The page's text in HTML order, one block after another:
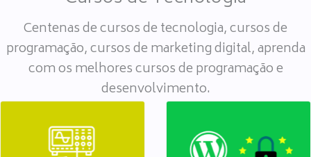
Centenas de cursos de tecnologia, cursos de
programação, cursos de marketing digital, aprenda
com os melhores cursos de programação e
desenvolvimento.